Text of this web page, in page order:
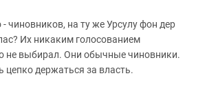
чиновников, на ту же Урсулу фон дер
Их никаким голосованием
не выбирал. Они обычные чиновники.
цепко держаться за власть.